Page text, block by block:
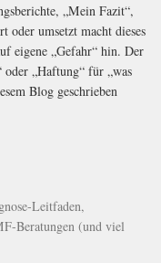
„Mein Fazit“,
oder umsetzt macht dieses
eigene „Gefahr“ hin. Der
„Haftung“ für „was
Blog geschrieben
Leitfaden,
Beratungen (und viel